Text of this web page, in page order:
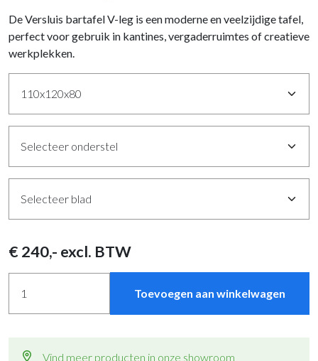
De Versluis bartafel V-leg is een moderne en veelzijdige tafel,
perfect voor gebruik in kantines, vergaderruimtes of creatieve
werkplekken.
€ 240,- excl. BTW
Toevoegen aan winkelwagen
Vind meer producten in onze showroom